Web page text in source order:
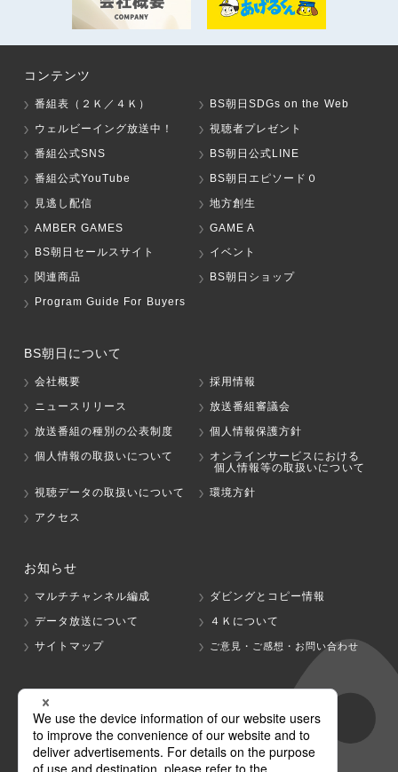
コンテンツ
番組表（２Ｋ／４Ｋ）
BS朝日SDGs on the Web
ウェルビーイング放送中！
視聴者プレゼント
番組公式SNS
BS朝日公式LINE
番組公式YouTube
BS朝日エピソード０
見逃し配信
地方創生
AMBER GAMES
GAME A
BS朝日セールスサイト
イベント
関連商品
BS朝日ショップ
Program Guide For Buyers
BS朝日について
会社概要
採用情報
ニュースリリース
放送番組審議会
放送番組の種別の公表制度
個人情報保護方針
個人情報の取扱いについて
オンラインサービスにおける
個人情報等の取扱いについて
視聴データの取扱いについて
環境方針
アクセス
お知らせ
マルチチャンネル編成
ダビングとコピー情報
データ放送について
４Ｋについて
サイトマップ
ご意見・ご感想・お問い合わせ
グループ会社
テレビ朝日 テレ朝チャンネル